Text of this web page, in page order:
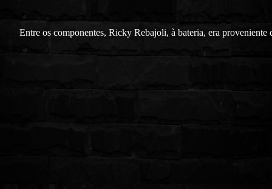
Entre os componentes, Ricky Rebajoli, à bateria, era proveniente